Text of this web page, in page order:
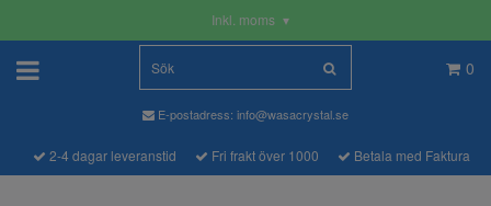
Inkl. moms ▾
0
E-postadress: info@wasacrystal.se
2-4 dagar leveranstid Fri frakt över 1000 Betala med Faktura